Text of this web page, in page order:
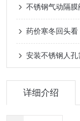
不锈钢气动隔
药价寒冬回头
安装不锈钢人孔
详细介绍